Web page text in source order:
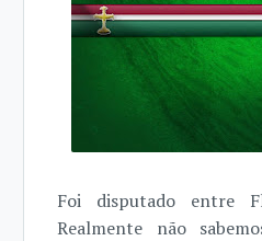
Foi disputado entre
Realmente não